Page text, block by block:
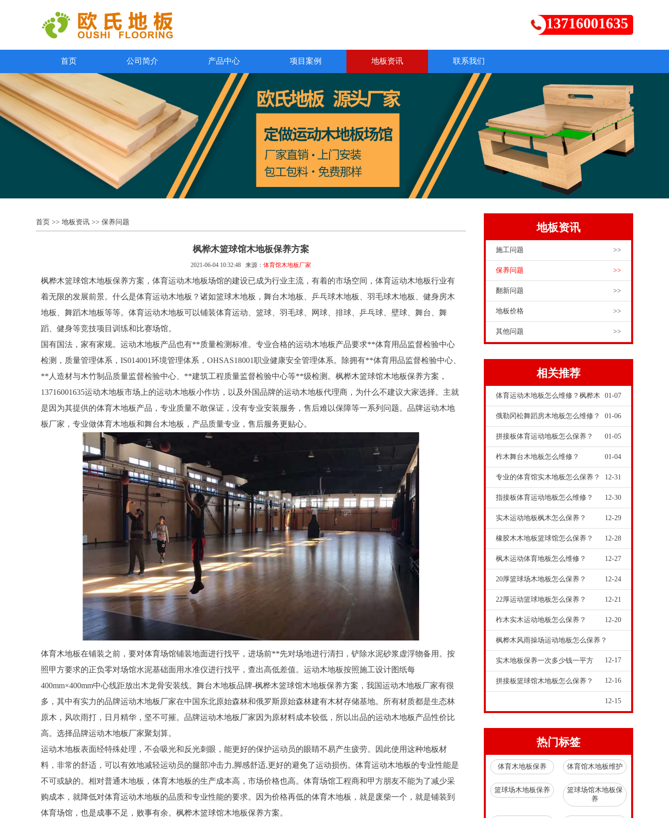
13716001635
首页 公司简介 产品中心 项目案例 地板资讯 联系我们
首页 >> 地板资讯 >> 保养问题
枫桦木篮球馆木地板保养方案
2021-06-04 10:32:48 来源： 体育馆木地板厂家
枫桦木篮球馆木地板保养方案，体育运动木地板场馆的建设已成为行业主流，有着的市场空间，体育运动木地板行业有
着无限的发展前景。什么是体育运动木地板？诸如篮球木地板，舞台木地板、乒乓球木地板、羽毛球木地板、健身房木
地板、舞蹈木地板等等。体育运动木地板可以铺装体育运动、篮球、羽毛球、网球、排球、乒乓球、壁球、舞台、舞
蹈、健身等竞技项目训练和比赛场馆。
国有国法，家有家规。运动木地板产品也有**质量检测标准。专业合格的运动木地板产品要求**体育用品监督检验中心
检测，质量管理体系，IS014001环境管理体系，OHSAS18001职业健康安全管理体系。除拥有**体育用品监督检验中心、
**人造材与木竹制品质量监督检验中心、**建筑工程质量监督检验中心等**级检测。枫桦木篮球馆木地板保养方案，
13716001635运动木地板市场上的运动木地板小作坊，以及外国品牌的运动木地板代理商，为什么不建议大家选择。主就
是因为其提供的体育木地板产品，专业质量不敢保证，没有专业安装服务，售后难以保障等一系列问题。品牌运动木地
板厂家，专业做体育木地板和舞台木地板，产品质量专业，售后服务更贴心。
体育木地板在铺装之前，要对体育场馆铺装地面进行找平，进场前**先对场地进行清扫，铲除水泥砂浆虚浮物备用。按
照甲方要求的正负零对场馆水泥基础面用水准仪进行找平，查出高低差值。运动木地板按照施工设计图纸每
400mm×400mm中心线距放出木龙骨安装线。舞台木地板品牌-枫桦木篮球馆木地板保养方案，我国运动木地板厂家有很
多，其中有实力的品牌运动木地板厂家在中国东北原始森林和俄罗斯原始森林建有木材存储基地。所有材质都是生态林
原木，风吹雨打，日月精华，坚不可摧。品牌运动木地板厂家因为原材料成本较低，所以出品的运动木地板产品性价比
高。选择品牌运动木地板厂家聚划算。
运动木地板表面经特殊处理，不会吸光和反光刺眼，能更好的保护运动员的眼睛不易产生疲劳。因此使用这种地板材
料，非常的舒适，可以有效地减轻运动员的腿部冲击力,脚感舒适,更好的避免了运动损伤。体育运动木地板的专业性能是
不可或缺的。相对普通木地板，体育木地板的生产成本高，市场价格也高。体育场馆工程商和甲方朋友不能为了减少采
购成本，就降低对体育运动木地板的品质和专业性能的要求。因为价格再低的体育木地板，就是废柴一个，就是铺装到
体育场馆，也是成事不足，败事有余。枫桦木篮球馆木地板保养方案。
地板资讯
施工问题 >>
保养问题 >>
翻新问题 >>
地板价格 >>
其他问题 >>
相关推荐
体育运动木地板怎么维修？枫桦木 01-07
俄勒冈松舞蹈房木地板怎么维修？ 01-06
拼接板体育运动地板怎么保养？ 01-05
柞木舞台木地板怎么维修？ 01-04
专业的体育馆实木地板怎么保养？ 12-31
指接板体育运动地板怎么维修？ 12-30
实木运动地板枫木怎么保养？ 12-29
橡胶木木地板篮球馆怎么保养？ 12-28
枫木运动体育地板怎么维修？ 12-27
20厚篮球场木地板怎么保养？ 12-24
22厚运动篮球地板怎么保养？ 12-21
柞木实木运动地板怎么保养？ 12-20
枫桦木风雨操场运动地板怎么保养？
12-17
实木地板保养一次多少钱一平方
12-16
拼接板篮球馆木地板怎么保养？
12-15
热门标签
体育木地板保养 体育馆木地板维护
篮球场木地板保养
篮球场馆木地板保
养